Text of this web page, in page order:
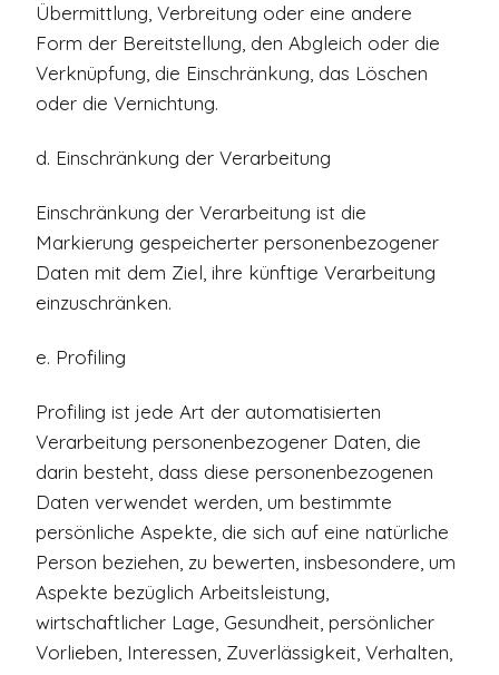
Übermittlung, Verbreitung oder eine andere
Form der Bereitstellung, den Abgleich oder die
Verknüpfung, die Einschränkung, das Löschen
oder die Vernichtung.
d. Einschränkung der Verarbeitung
Einschränkung der Verarbeitung ist die
Markierung gespeicherter personenbezogener
Daten mit dem Ziel, ihre künftige Verarbeitung
einzuschränken.
e. Profiling
Profiling ist jede Art der automatisierten
Verarbeitung personenbezogener Daten, die
darin besteht, dass diese personenbezogenen
Daten verwendet werden, um bestimmte
persönliche Aspekte, die sich auf eine natürliche
Person beziehen, zu bewerten, insbesondere, um
Aspekte bezüglich Arbeitsleistung,
wirtschaftlicher Lage, Gesundheit, persönlicher
Vorlieben, Interessen, Zuverlässigkeit, Verhalten,